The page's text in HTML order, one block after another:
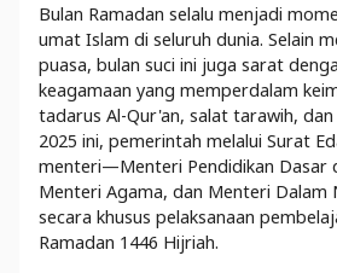
Bulan Ramadan selalu menjadi
umat Islam di seluruh dunia. Selain
puasa, bulan suci ini juga sarat
keagamaan yang memperdalam
tadarus Al-Qur'an, salat tarawih, dan
2025 ini, pemerintah melalui Surat
menteri—Menteri Pendidikan Dasar
Menteri Agama, dan Menteri
secara khusus pelaksanaan
Ramadan 1446 Hijriah.